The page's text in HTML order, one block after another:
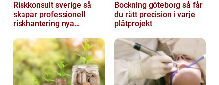
Riskkonsult sverige så
skapar professionell
riskhantering nya
Bockning göteborg så får
du rätt precision i varje
plåtprojekt